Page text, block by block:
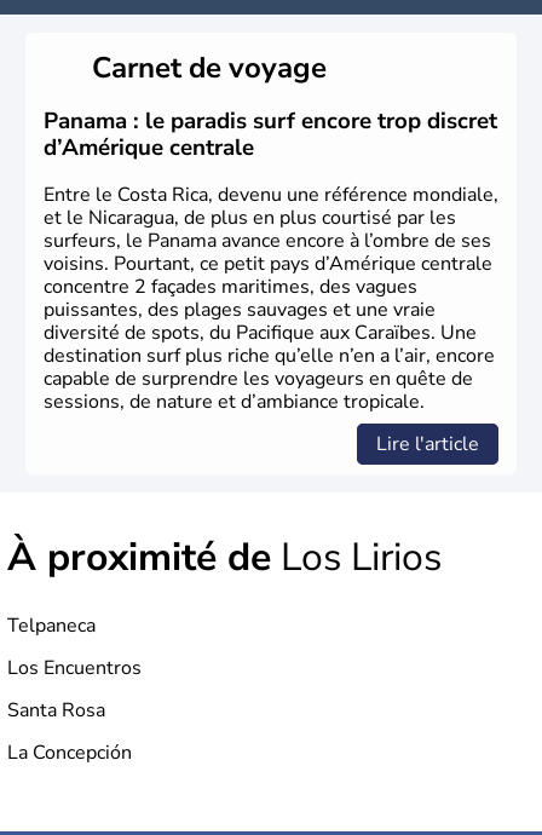
Carnet de voyage
Panama : le paradis surf encore trop discret
d’Amérique centrale
Entre le Costa Rica, devenu une référence mondiale,
et le Nicaragua, de plus en plus courtisé par les
surfeurs, le Panama avance encore à l’ombre de ses
voisins. Pourtant, ce petit pays d’Amérique centrale
concentre 2 façades maritimes, des vagues
puissantes, des plages sauvages et une vraie
diversité de spots, du Pacifique aux Caraïbes. Une
destination surf plus riche qu’elle n’en a l’air, encore
capable de surprendre les voyageurs en quête de
sessions, de nature et d’ambiance tropicale.
Lire l'article
À proximité de Los Lirios
Telpaneca
Los Encuentros
Santa Rosa
La Concepción